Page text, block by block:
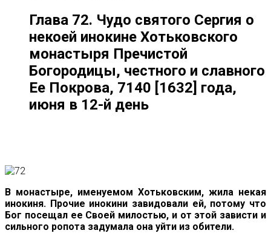
Глава 72. Чудо святого Сергия о
некоей инокине Хотьковского
монастыря Пречистой
Богородицы, честного и славного
Ее Покрова, 7140 [1632] года,
июня в 12-й день
В монастыре, именуемом Хотьковским, жила некая
инокиня. Прочие инокини завидовали ей, потому что
Бог посещал ее Своей милостью, и от этой зависти и
сильного ропота задумала она уйти из обители.